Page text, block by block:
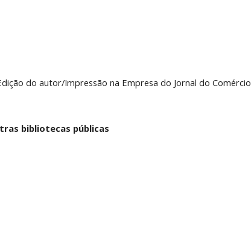
do autor/Impressão na Empresa do Jornal do Comércio
bibliotecas públicas